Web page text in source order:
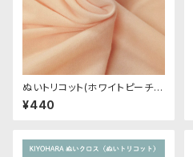
ぬいトリコット(ホワイトピーチ)
NL001 ぬいぐるみ用薄手パイル
生地 20cm
¥440